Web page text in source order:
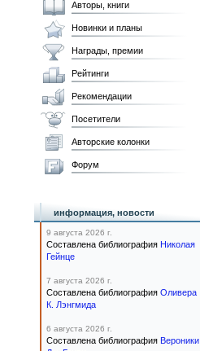
Авторы, книги
Новинки и планы
Награды, премии
Рейтинги
Рекомендации
Посетители
Авторские колонки
Форум
информация, новости
9 августа 2026 г.
Составлена библиография Николая
Гейнце
7 августа 2026 г.
Составлена библиография Оливера
К. Лэнгмида
6 августа 2026 г.
Составлена библиография Вероники